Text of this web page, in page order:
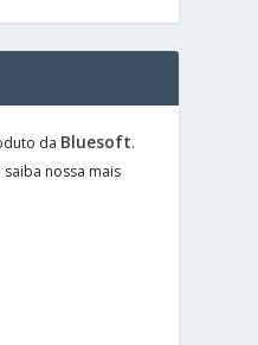
da Bluesoft.
saiba nossa mais